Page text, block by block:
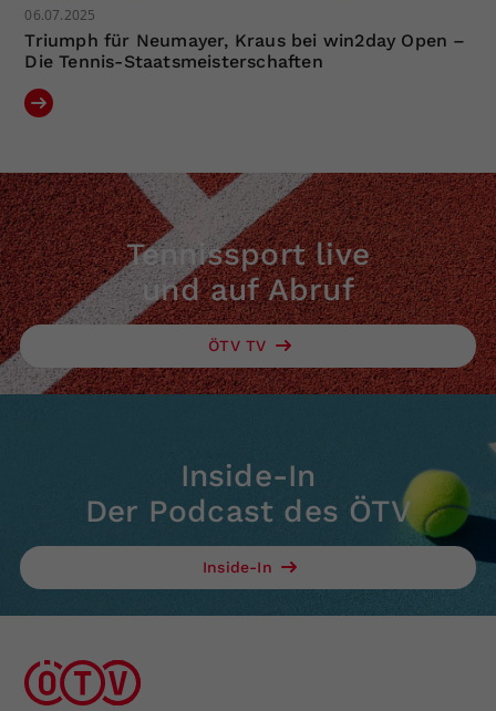
06.07.2025
Triumph für Neumayer, Kraus bei win2day Open –
Die Tennis-Staatsmeisterschaften
Tennissport live
und auf Abruf
ÖTV TV
Inside-In
Der Podcast des ÖTV
Inside-In